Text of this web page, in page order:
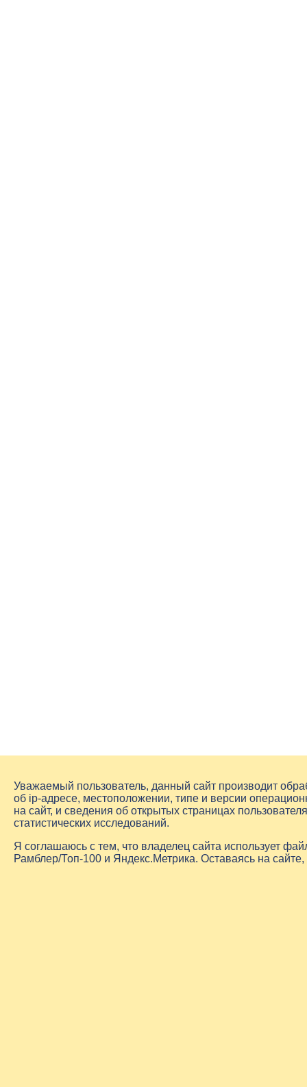
Уважаемый пользователь, данный сайт производит
об ip-адресе, местоположении, типе и версии
на сайт, и сведения об открытых страницах
статистических исследований.
Я соглашаюсь с тем, что владелец сайта использует
Рамблер/Топ-100 и Яндекс.Метрика. Оставаясь на